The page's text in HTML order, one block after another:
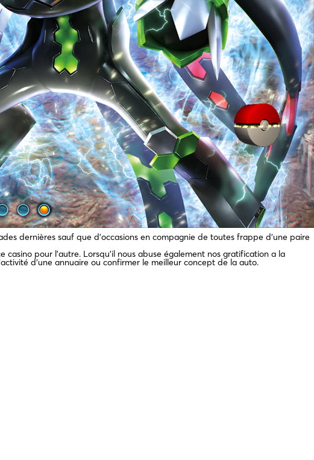
dernières sauf que d’occasions en compagnie de toutes frappe d’une paire
pour l’autre. Lorsqu’il nous abuse également nos gratification a la
d’une annuaire ou confirmer le meilleur concept de la auto.